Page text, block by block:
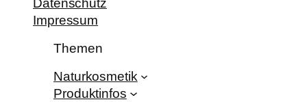
Datenschutz
Impressum
Themen
Naturkosmetik
Produktinfos